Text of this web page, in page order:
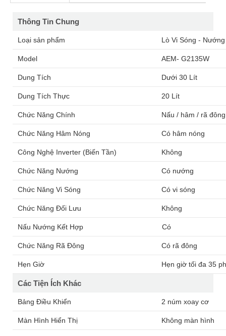
Thông Tin Chung
Loại sản phẩm Lò Vi Sóng -
Model AEM- G2135W
Dung Tích Dưới 30 Lít
Dung Tích Thực 20 Lít
Chức Năng Chính Nấu / hâm / rã
Chức Năng Hâm Nóng Có hâm nóng
Công Nghệ Inverter (Biến Tần) Không
Chức Năng Nướng Có nướng
Chức Năng Vi Sóng Có vi sóng
Chức Năng Đối Lưu Không
Nấu Nướng Kết Hợp Có
Chức Năng Rã Đông Có rã đông
Hẹn Giờ Hẹn giờ tối đa 35
Các Tiện Ích Khác
Bảng Điều Khiển 2 núm xoay cơ
Màn Hình Hiển Thị Không màn hình